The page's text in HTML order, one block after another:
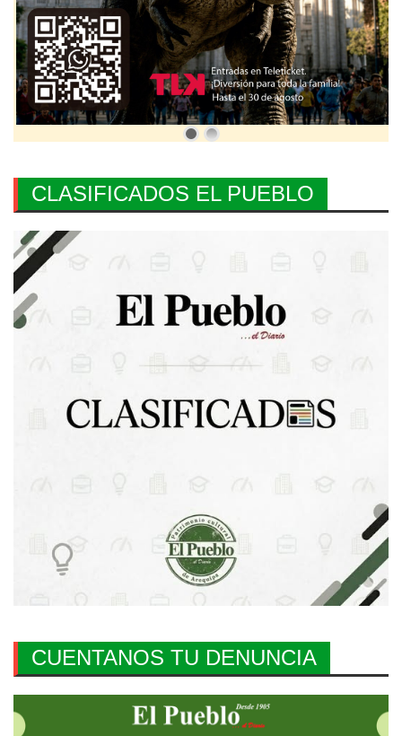
CLASIFICADOS EL PUEBLO
CUENTANOS TU DENUNCIA